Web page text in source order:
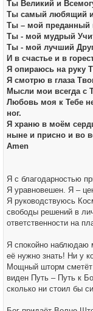
Ты Великий и
Ты самый любящий
Ты – мой преданный
Ты - мой мудрый
Ты - мой лучший
И в счастье и в
Я опираюсь на руку
Я смотрю в глаза
Мысли мои всегда с
Любовь моя к Тебе
ног.
Я храню в моём
ныне и присно и во
Amen
Я с благодарностью
Я уравновешен. Я –
Я руководствуюсь
свободы решений в
ответственности на
Я спокойно наблюдаю
её нужно знать! Ни у
Мощный шторм сметёт
виден Путь – Путь к
сколько ни стоил бы